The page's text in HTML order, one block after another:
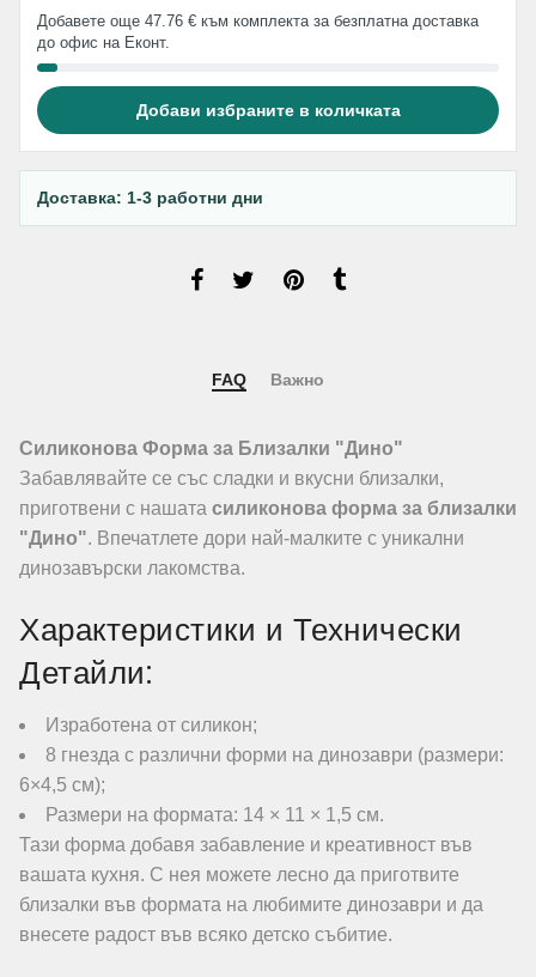
Добавете още 47.76 € към комплекта за безплатна доставка
до офис на Еконт.
Добави избраните в количката
Доставка: 1-3 работни дни
FAQ Важно
Силиконова Форма за Близалки "Дино"
Забавлявайте се със сладки и вкусни близалки,
приготвени с нашата силиконова форма за близалки
"Дино". Впечатлете дори най-малките с уникални
динозавърски лакомства.
Характеристики и Технически
Детайли:
Изработена от силикон;
8 гнезда с различни форми на динозаври (размери:
6×4,5 см);
Размери на формата: 14 × 11 × 1,5 см.
Тази форма добавя забавление и креативност във
вашата кухня. С нея можете лесно да приготвите
близалки във формата на любимите динозаври и да
внесете радост във всяко детско събитие.